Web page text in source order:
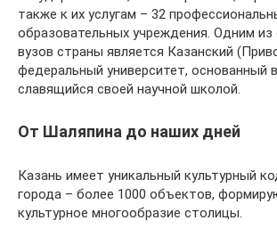
также к их услугам – 32
образовательных учреждения. Одним из
вузов страны является Казанский
федеральный университет, основанный
славящийся своей научной школой.
От Шаляпина до наших дней
Казань имеет уникальный культурный
города – более 1000 объектов,
культурное многообразие столицы.